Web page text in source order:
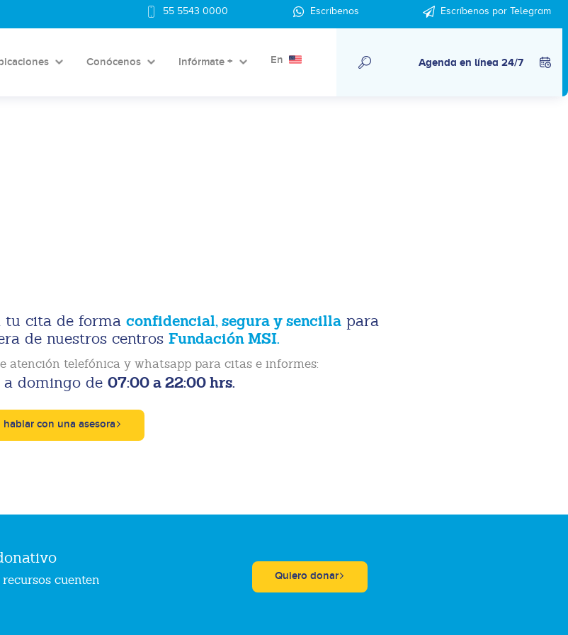
55 5543 0000 Escríbenos Escríbenos por Telegram
Conócenos Infórmate + En Agenda en línea 24/7
tu cita de forma confidencial, segura y sencillapara
de nuestros centros Fundación MSI.
atención telefónica y whatsapp para citas e informes:
a domingo de 07:00 a 22:00 hrs.
hablar con una asesora
cuenten
Quiero donar